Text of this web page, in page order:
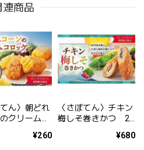
連商品
てん〉朝どれ
クリームコ
¥260
〈さぼてん〉チキン
梅しそ巻きかつ 2
¥680